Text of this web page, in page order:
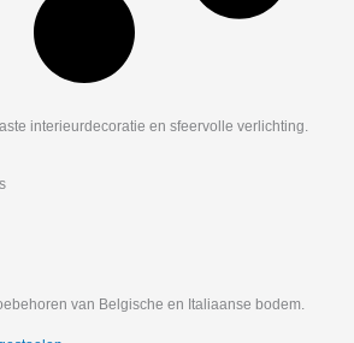
interieurdecoratie en sfeervolle verlichting.
van Belgische en Italiaanse bodem.